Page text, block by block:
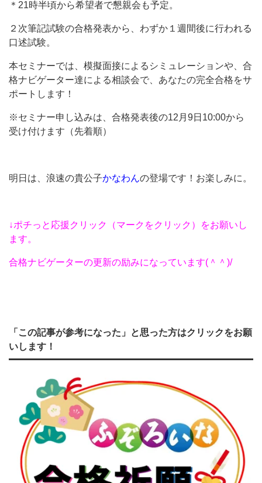
＊21時半頃から希望者で懇親会も予定。
２次筆記試験の合格発表から、わずか１週間後に行われる
口述試験。
本セミナーでは、模擬面接によるシミュレーションや、合
格ナビゲーター達による相談会で、あなたの完全合格をサ
ポートします！
※セミナー申し込みは、合格発表後の12月9日10:00から
受け付けます（先着順）
明日は、浪速の貴公子かなわんの登場です！お楽しみに。
↓ポチっと応援クリック（マークをクリック）をお願いし
ます。
合格ナビゲーターの更新の励みになっています(＾＾)/
「この記事が参考になった」と思った方はクリックをお願
いします！